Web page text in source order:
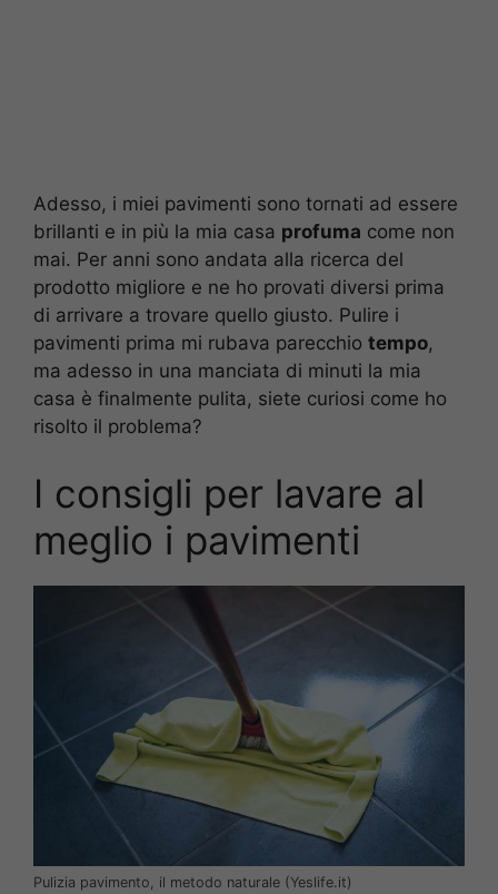
Adesso, i miei pavimenti sono tornati ad essere
brillanti e in più la mia casa profuma come non
mai. Per anni sono andata alla ricerca del
prodotto migliore e ne ho provati diversi prima
di arrivare a trovare quello giusto. Pulire i
pavimenti prima mi rubava parecchio tempo,
ma adesso in una manciata di minuti la mia
casa è finalmente pulita, siete curiosi come ho
risolto il problema?
I consigli per lavare al
meglio i pavimenti
Pulizia pavimento, il metodo naturale (Yeslife.it)